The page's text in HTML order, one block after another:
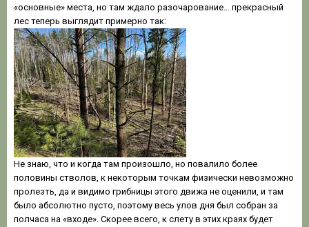
«основные» места, но там ждало разочарование… прекрасный
лес теперь выглядит примерно так:
Не знаю, что и когда там произошло, но повалило более
половины стволов, к некоторым точкам физически невозможно
пролезть, да и видимо грибницы этого движа не оценили, и там
было абсолютно пусто, поэтому весь улов дня был собран за
полчаса на «входе». Скорее всего, к слету в этих краях будет